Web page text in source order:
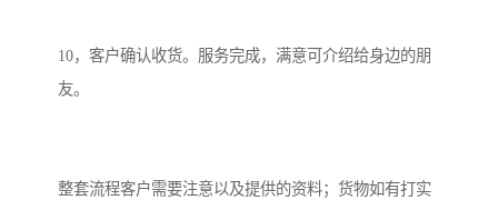
10，客户确认收货。服务完成，满意可介绍给身边的朋
友。
整套流程客户需要注意以及提供的资料；货物如有打实